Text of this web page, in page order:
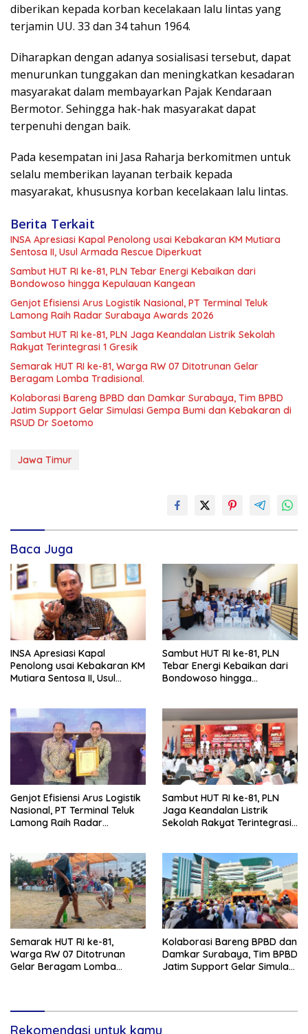
diberikan kepada korban kecelakaan lalu lintas yang
terjamin UU. 33 dan 34 tahun 1964.
Diharapkan dengan adanya sosialisasi tersebut, dapat
menurunkan tunggakan dan meningkatkan kesadaran
masyarakat dalam membayarkan Pajak Kendaraan
Bermotor. Sehingga hak-hak masyarakat dapat
terpenuhi dengan baik.
Pada kesempatan ini Jasa Raharja berkomitmen untuk
selalu memberikan layanan terbaik kepada
masyarakat, khususnya korban kecelakaan lalu lintas.
Berita Terkait
INSA Apresiasi Kapal Penolong usai Kebakaran KM Mutiara
Sentosa II, Usul Armada Rescue Diperkuat
Sambut HUT RI ke-81, PLN Tebar Energi Kebaikan dari
Bondowoso hingga Kepulauan Kangean
Genjot Efisiensi Arus Logistik Nasional, PT Terminal Teluk
Lamong Raih Radar Surabaya Awards 2026
Sambut HUT RI ke-81, PLN Jaga Keandalan Listrik Sekolah
Rakyat Terintegrasi 1 Gresik
Semarak HUT RI ke-81, Warga RW 07 Ditotrunan Gelar
Beragam Lomba Tradisional.
Kolaborasi Bareng BPBD dan Damkar Surabaya, Tim BPBD
Jatim Support Gelar Simulasi Gempa Bumi dan Kebakaran di
RSUD Dr Soetomo
Jawa Timur
Baca Juga
INSA Apresiasi Kapal
Penolong usai Kebakaran KM
Mutiara Sentosa II, Usul
Sambut HUT RI ke-81, PLN
Tebar Energi Kebaikan dari
Bondowoso hingga
Genjot Efisiensi Arus Logistik
Nasional, PT Terminal Teluk
Lamong Raih Radar
Sambut HUT RI ke-81, PLN
Jaga Keandalan Listrik
Sekolah Rakyat Terintegrasi 1
Semarak HUT RI ke-81,
Warga RW 07 Ditotrunan
Gelar Beragam Lomba
Kolaborasi Bareng BPBD dan
Damkar Surabaya, Tim BPBD
Jatim Support Gelar Simulasi
Rekomendasi untuk kamu